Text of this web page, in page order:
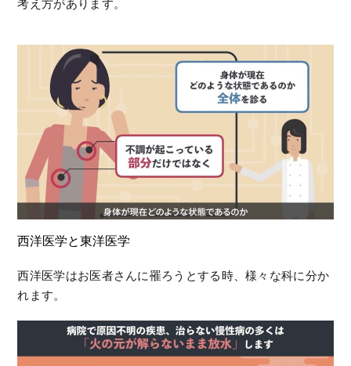
考え方があります。
西洋医学と東洋医学
西洋医学はお医者さんに罹ろうとする時、様々な科に分か
れます。